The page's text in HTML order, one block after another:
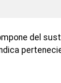
del